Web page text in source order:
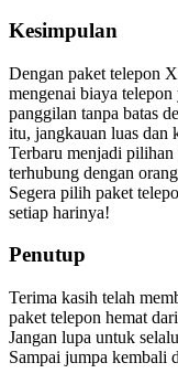
Kesimpulan
Dengan paket telepon
mengenai biaya
panggilan tanpa batas
itu, jangkauan luas dan
Terbaru menjadi
terhubung dengan
Segera pilih paket
setiap harinya!
Penutup
Terima kasih telah
paket telepon hemat
Jangan lupa untuk
Sampai jumpa kembali